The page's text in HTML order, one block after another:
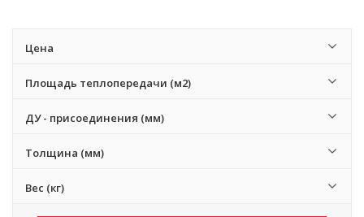
Цена
Площадь теплопередачи (м2)
ДУ - присоединения (мм)
Толщина (мм)
Вес (кг)